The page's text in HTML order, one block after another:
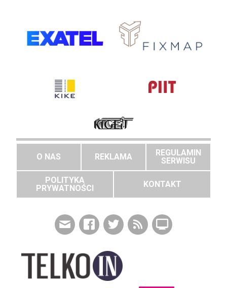
O NAS REKLAMA
REGULAMIN
SERWISU
POLITYKA
PRYWATNOŚCI
KONTAKT